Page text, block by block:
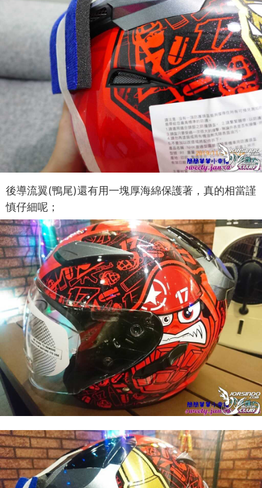
後導流翼(鴨尾)還有用一塊厚海綿保護著，真的相當謹
慎仔細呢；